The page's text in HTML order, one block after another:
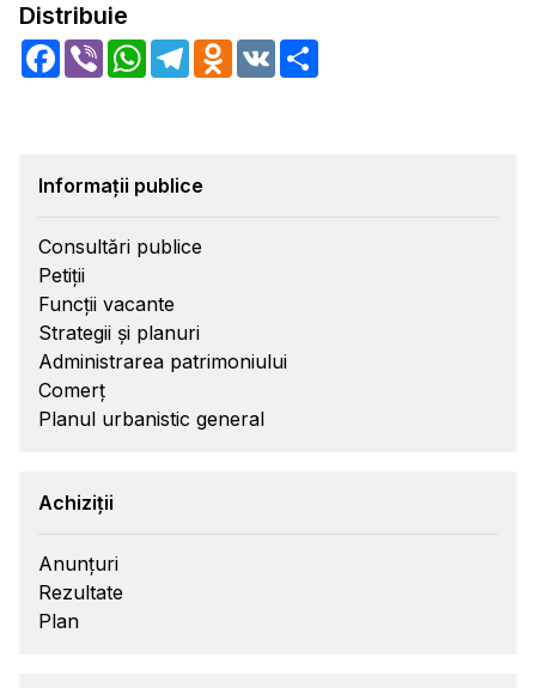
Distribuie
Facebook
Viber WhatsApp
TelegramOdnoklassniki
VK
Informații publice
Consultări publice
Petiții
Funcții vacante
Strategii și planuri
Administrarea patrimoniului
Comerț
Planul urbanistic general
Achiziții
Anunțuri
Rezultate
Plan